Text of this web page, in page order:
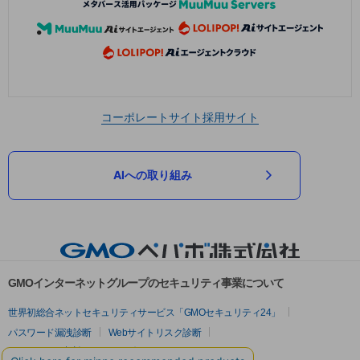
コーポレートサイト採用サイト
AIへの取り組み
GMOインターネットグループのセキュリティ事業について
世界初総合ネットセキュリティサービス「GMOセキュリティ24」
パスワード漏洩診断
Webサイトリスク診断
セキュリティ相談AIチャットボット